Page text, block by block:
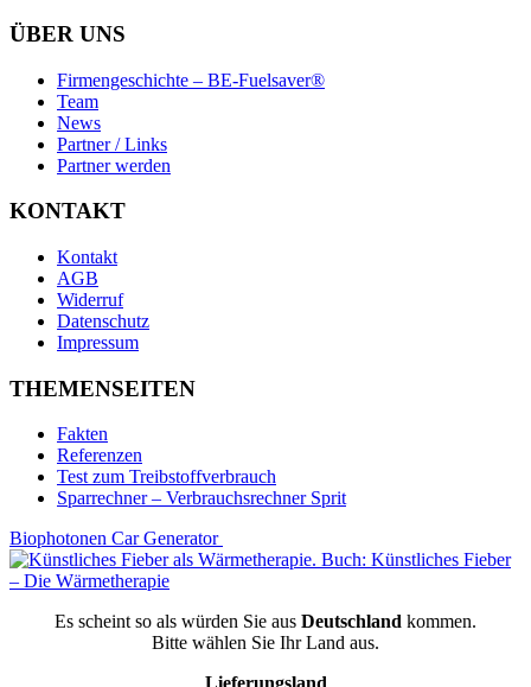
ÜBER UNS
Firmengeschichte – BE-Fuelsaver®
Team
News
Partner / Links
Partner werden
KONTAKT
Kontakt
AGB
Widerruf
Datenschutz
Impressum
THEMENSEITEN
Fakten
Referenzen
Test zum Treibstoffverbrauch
Sparrechner – Verbrauchsrechner Sprit
Biophotonen Car Generator
Buch: Künstliches Fieber
– Die Wärmetherapie
Es scheint so als würden Sie aus Deutschland kommen.
Bitte wählen Sie Ihr Land aus.